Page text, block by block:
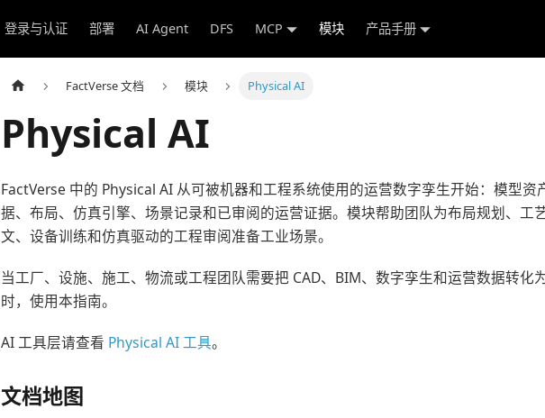
登录与认证 部署 AI Agent DFS MCP 模块 产品手册
FactVerse 文档 模块 Physical AI
Physical AI
FactVerse 中的 Physical AI 从可被机器和工程系统使用的运营数字孪生开始：模型资
据、布局、仿真引擎、场景记录和已审阅的运营证据。模块帮助团队为布局规划、工
文、设备训练和仿真驱动的工程审阅准备工业场景。
当工厂、设施、施工、物流或工程团队需要把 CAD、BIM、数字孪生和运营数据转化
时，使用本指南。
AI 工具层请查看 Physical AI 工具。
文档地图